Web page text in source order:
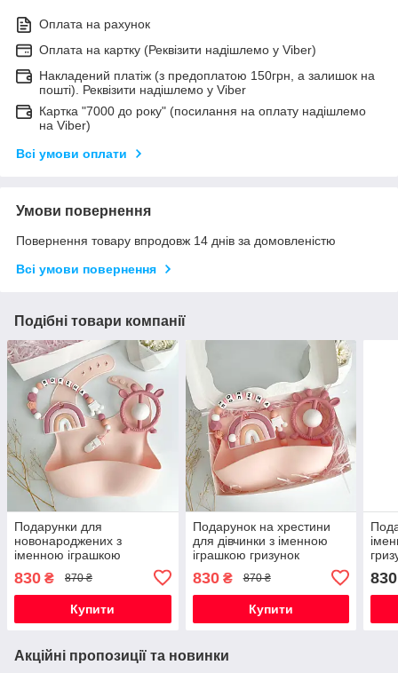
Оплата на рахунок
Оплата на картку (Реквізити надішлемо у Viber)
Накладений платіж (з предоплатою 150грн, а залишок на
пошті). Реквізити надішлемо у Viber
Картка "7000 до року" (посилання на оплату надішлемо
на Viber)
Всі умови оплати
Умови повернення
Повернення товару впродовж 14 днів за домовленістю
Всі умови повернення
Подібні товари компанії
Подарунки для
новонароджених з
іменною іграшкою
виписку, хрестини, півроку,
для дівчинки
830 ₴ 870 ₴
Купити
Подарунок на хрестини
для дівчинки з іменною
іграшкою гризунок
півроку
830₴ 870 ₴
Купити
830
Акційні пропозиції та новинки